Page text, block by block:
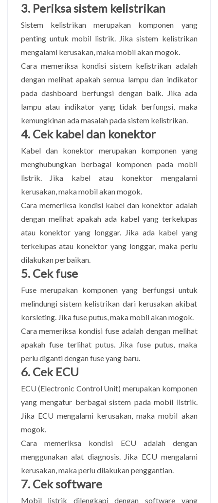
3. Periksa sistem kelistrikan
Sistem kelistrikan merupakan komponen yang
penting untuk mobil listrik. Jika sistem kelistrikan
mengalami kerusakan, maka mobil akan mogok.
Cara memeriksa kondisi sistem kelistrikan adalah
dengan melihat apakah semua lampu dan indikator
pada dashboard berfungsi dengan baik. Jika ada
lampu atau indikator yang tidak berfungsi, maka
kemungkinan ada masalah pada sistem kelistrikan.
4. Cek kabel dan konektor
Kabel dan konektor merupakan komponen yang
menghubungkan berbagai komponen pada mobil
listrik. Jika kabel atau konektor mengalami
kerusakan, maka mobil akan mogok.
Cara memeriksa kondisi kabel dan konektor adalah
dengan melihat apakah ada kabel yang terkelupas
atau konektor yang longgar. Jika ada kabel yang
terkelupas atau konektor yang longgar, maka perlu
dilakukan perbaikan.
5. Cek fuse
Fuse merupakan komponen yang berfungsi untuk
melindungi sistem kelistrikan dari kerusakan akibat
korsleting. Jika fuse putus, maka mobil akan mogok.
Cara memeriksa kondisi fuse adalah dengan melihat
apakah fuse terlihat putus. Jika fuse putus, maka
perlu diganti dengan fuse yang baru.
6. Cek ECU
ECU (Electronic Control Unit) merupakan komponen
yang mengatur berbagai sistem pada mobil listrik.
Jika ECU mengalami kerusakan, maka mobil akan
mogok.
Cara memeriksa kondisi ECU adalah dengan
menggunakan alat diagnosis. Jika ECU mengalami
kerusakan, maka perlu dilakukan penggantian.
7. Cek software
Mobil listrik dilengkapi dengan software yang